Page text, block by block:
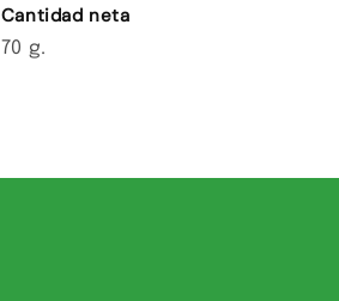
Cantidad neta
70 g.